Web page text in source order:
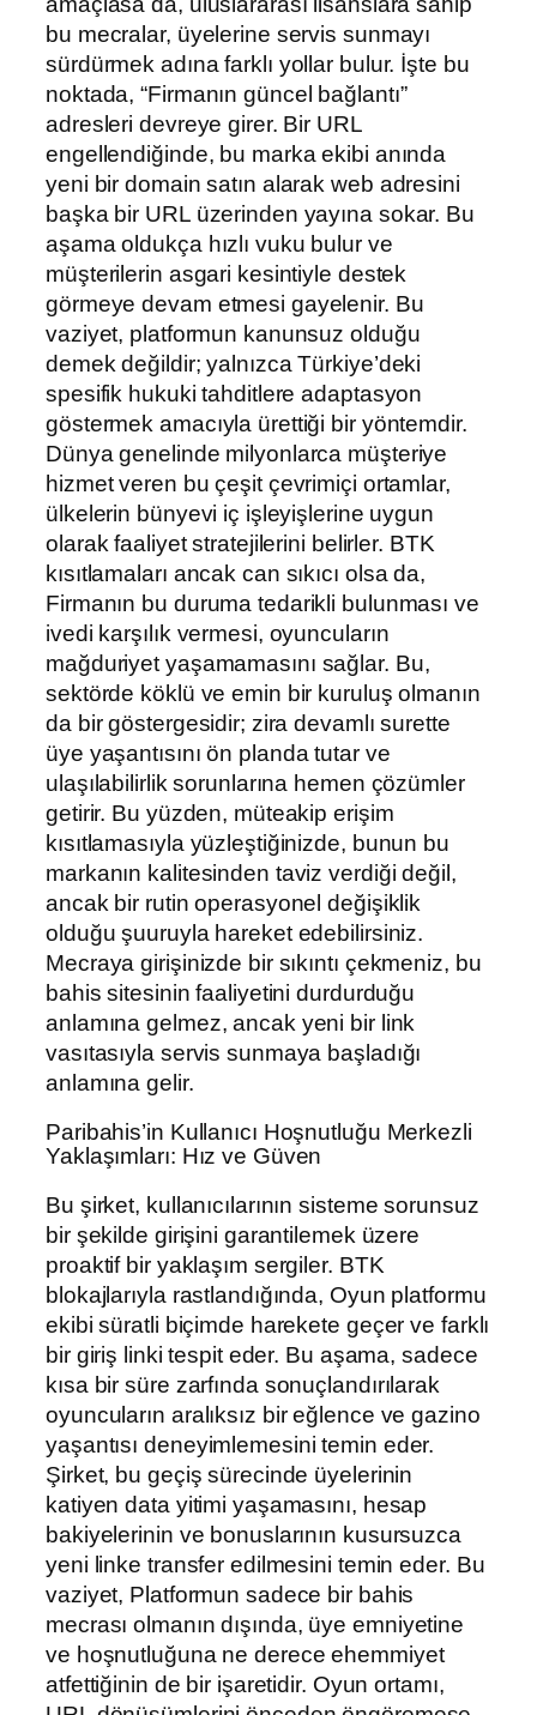
bu mecralar, üyelerine servis sunmayı
sürdürmek adına farklı yollar bulur. İşte bu
noktada, “Firmanın güncel bağlantı”
adresleri devreye girer. Bir URL
engellendiğinde, bu marka ekibi anında
yeni bir domain satın alarak web adresini
başka bir URL üzerinden yayına sokar. Bu
aşama oldukça hızlı vuku bulur ve
müşterilerin asgari kesintiyle destek
görmeye devam etmesi gayelenir. Bu
vaziyet, platformun kanunsuz olduğu
demek değildir; yalnızca Türkiye’deki
spesifik hukuki tahditlere adaptasyon
göstermek amacıyla ürettiği bir yöntemdir.
Dünya genelinde milyonlarca müşteriye
hizmet veren bu çeşit çevrimiçi ortamlar,
ülkelerin bünyevi iç işleyişlerine uygun
olarak faaliyet stratejilerini belirler. BTK
kısıtlamaları ancak can sıkıcı olsa da,
Firmanın bu duruma tedarikli bulunması ve
ivedi karşılık vermesi, oyuncuların
mağduriyet yaşamamasını sağlar. Bu,
sektörde köklü ve emin bir kuruluş olmanın
da bir göstergesidir; zira devamlı surette
üye yaşantısını ön planda tutar ve
ulaşılabilirlik sorunlarına hemen çözümler
getirir. Bu yüzden, müteakip erişim
kısıtlamasıyla yüzleştiğinizde, bunun bu
markanın kalitesinden taviz verdiği değil,
ancak bir rutin operasyonel değişiklik
olduğu şuuruyla hareket edebilirsiniz.
Mecraya girişinizde bir sıkıntı çekmeniz, bu
bahis sitesinin faaliyetini durdurduğu
anlamına gelmez, ancak yeni bir link
vasıtasıyla servis sunmaya başladığı
anlamına gelir.
Paribahis’in Kullanıcı Hoşnutluğu Merkezli
Yaklaşımları: Hız ve Güven
Bu şirket, kullanıcılarının sisteme sorunsuz
bir şekilde girişini garantilemek üzere
proaktif bir yaklaşım sergiler. BTK
blokajlarıyla rastlandığında, Oyun platformu
ekibi süratli biçimde harekete geçer ve farklı
bir giriş linki tespit eder. Bu aşama, sadece
kısa bir süre zarfında sonuçlandırılarak
oyuncuların aralıksız bir eğlence ve gazino
yaşantısı deneyimlemesini temin eder.
Şirket, bu geçiş sürecinde üyelerinin
katiyen data yitimi yaşamasını, hesap
bakiyelerinin ve bonuslarının kusursuzca
yeni linke transfer edilmesini temin eder. Bu
vaziyet, Platformun sadece bir bahis
mecrası olmanın dışında, üye emniyetine
ve hoşnutluğuna ne derece ehemmiyet
atfettiğinin de bir işaretidir. Oyun ortamı,